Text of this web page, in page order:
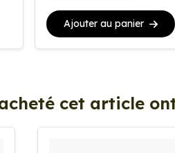
Ajouter au panier
cet article